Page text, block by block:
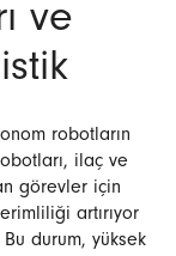
ve
robotların
ilaç ve
görevler için
artırıyor
durum, yüksek